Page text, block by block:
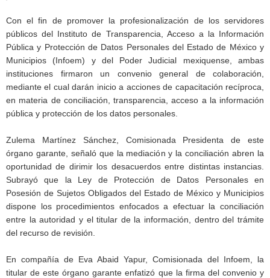
Con el fin de promover la profesionalización de los servidores
públicos del Instituto de Transparencia, Acceso a la Información
Pública y Protección de Datos Personales del Estado de México y
Municipios (Infoem) y del Poder Judicial mexiquense, ambas
instituciones firmaron un convenio general de colaboración,
mediante el cual darán inicio a acciones de capacitación recíproca,
en materia de conciliación, transparencia, acceso a la información
pública y protección de los datos personales.
Zulema Martínez Sánchez, Comisionada Presidenta de este
órgano garante, señaló que la mediación y la conciliación abren la
oportunidad de dirimir los desacuerdos entre distintas instancias.
Subrayó que la Ley de Protección de Datos Personales en
Posesión de Sujetos Obligados del Estado de México y Municipios
dispone los procedimientos enfocados a efectuar la conciliación
entre la autoridad y el titular de la información, dentro del trámite
del recurso de revisión.
En compañía de Eva Abaid Yapur, Comisionada del Infoem, la
titular de este órgano garante enfatizó que la firma del convenio y